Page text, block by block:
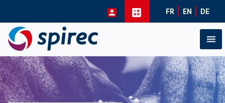
Skip
to
content
FR EN DE